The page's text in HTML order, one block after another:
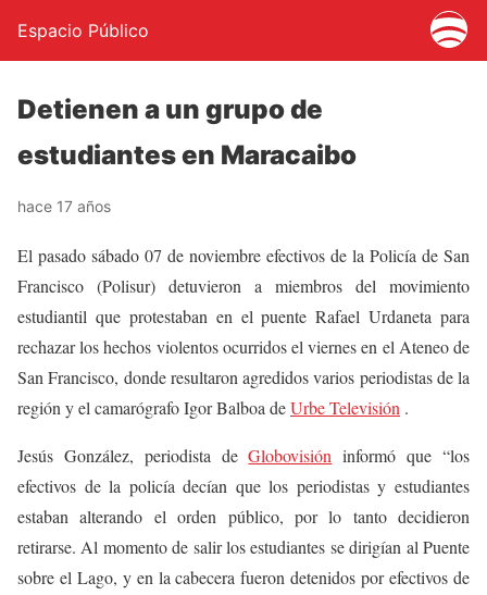
Espacio Público
Detienen a un grupo de
estudiantes en Maracaibo
hace 17 años
El pasado sábado 07 de noviembre efectivos de la Policía de San
Francisco (Polisur) detuvieron a miembros del movimiento
estudiantil que protestaban en el puente Rafael Urdaneta para
rechazar los hechos violentos ocurridos el viernes en el Ateneo de
San Francisco, donde resultaron agredidos varios periodistas de la
región y el camarógrafo Igor Balboa deUrbe Televisión .
Jesús González, periodista deGlobovisión informó que “los
efectivos de la policía decían que los periodistas y estudiantes
estaban alterando el orden público, por lo tanto decidieron
retirarse. Al momento de salir los estudiantes se dirigían al Puente
sobre el Lago, y en la cabecera fueron detenidos por efectivos de